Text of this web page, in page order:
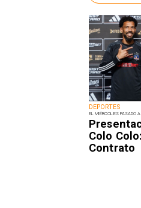
DEPORTES
EL MIÉRCOLES PASADO
Colo
Contrato